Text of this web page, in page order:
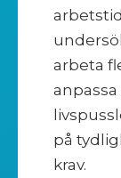
arbeta
på
krav.